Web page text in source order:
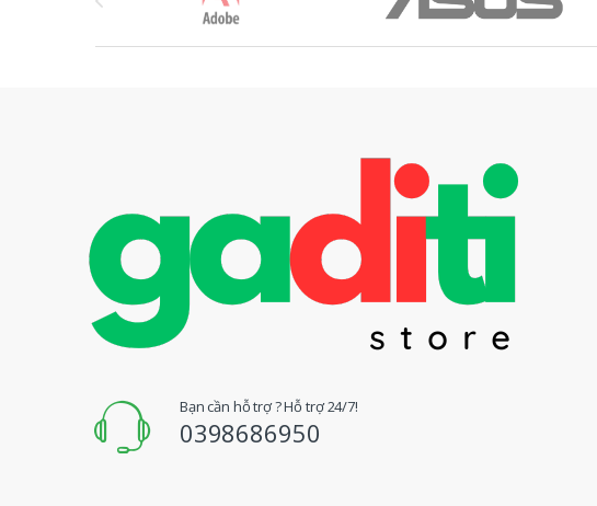
Bạn cần hỗ trợ ? Hỗ trợ 24/7!
0398686950